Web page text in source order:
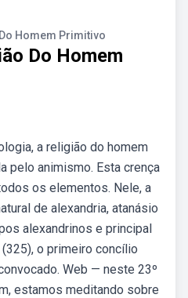
Homem Primitivo
Do Homem
a religião do homem
pelo animismo. Esta crença
os elementos. Nele, a
de alexandria, atanásio
alexandrinos e principal
o primeiro concílio
Web — neste 23º
estamos meditando sobre